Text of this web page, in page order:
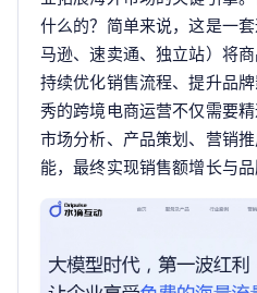
什么的？简单来说，这是一
马逊、速卖通、独立站）将
持续优化销售流程、提升品
秀的跨境电商运营不仅需要
市场分析、产品策划、营销
能，最终实现销售额增长与品